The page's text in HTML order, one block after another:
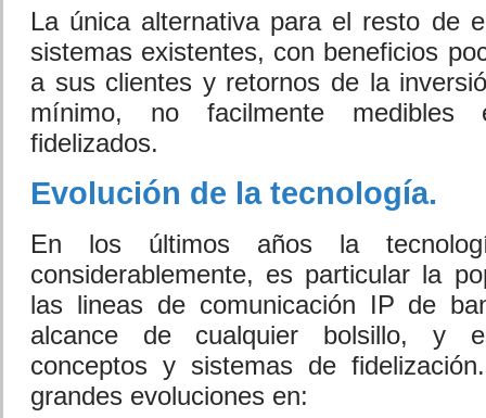
La única alternativa para el resto de
sistemas existentes, con beneficios
a sus clientes y retornos de la
mínimo, no facilmente medibles
fidelizados.
Evolución de la tecnología.
En los últimos años la
considerablemente, es particular la
las lineas de comunicación IP de
alcance de cualquier bolsillo, y
conceptos y sistemas de
grandes evoluciones en: